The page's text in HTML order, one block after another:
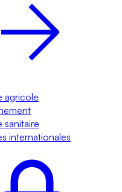
agricole
sanitaire
internationales